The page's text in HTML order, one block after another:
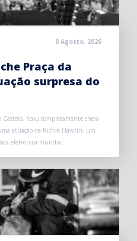
8 Agosto, 2026
Praça da
surpresa do
Castelo, ficou completamente cheia
atuação de Richie Hawtin, um
eletrónica mundial.